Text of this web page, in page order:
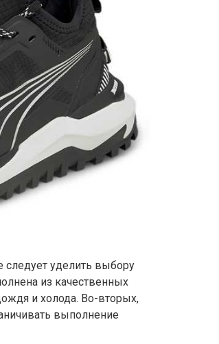
следует уделить выбору
из качественных
и холода. Во-вторых,
выполнение